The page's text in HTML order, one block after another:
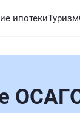
ипотекиТуризм